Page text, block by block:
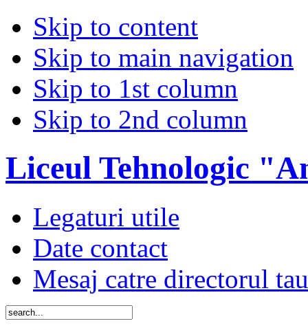
Skip to content
Skip to main navigation
Skip to 1st column
Skip to 2nd column
Liceul Tehnologic
Legaturi utile
Date contact
Mesaj catre directorul tau